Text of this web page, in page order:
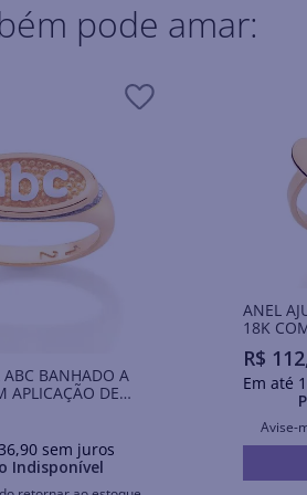
pode amar:
BANHADO A
APLICAÇÃO DE
,90sem juros
Indisponível
ANEL
18K
R$ 112
Em até
Avise-